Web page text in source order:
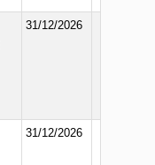
31/12/2026
31/12/2026